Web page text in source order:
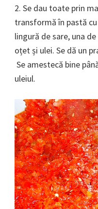
2. Se dau toate prin
transformă în pastă
lingură de sare, una
oțet și ulei. Se dă un
Se amestecă bine
uleiul.